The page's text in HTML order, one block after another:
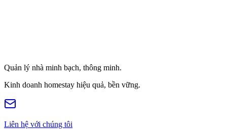
Quản lý nhà minh bạch, thông minh.
Kinh doanh homestay hiệu quả, bền vững.
Liên hệ với chúng tôi